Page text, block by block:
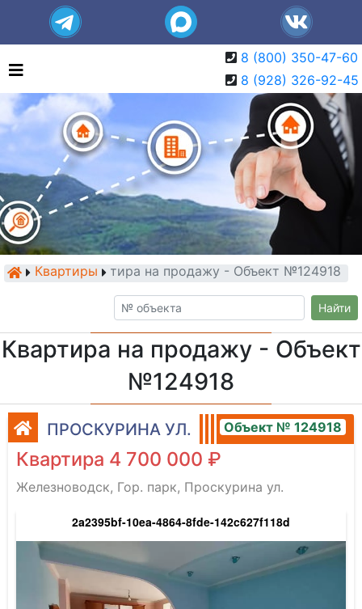
8 (800) 350-47-60
8 (928) 326-92-45
КвартирыКвартира на продажу - Объект №124918
Найти
Квартира на продажу - Объект
№124918
ПРОСКУРИНА УЛ. Объект № 124918
Квартира 4 700 000 ₽
Железноводск, Гор. парк, Проскурина ул.
2a2395bf-10ea-4864-8fde-142c627f118d